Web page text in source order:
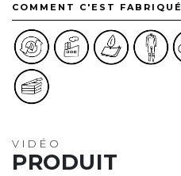
COMMENT C'EST FABRIQUÉ
VIDÉO
PRODUIT